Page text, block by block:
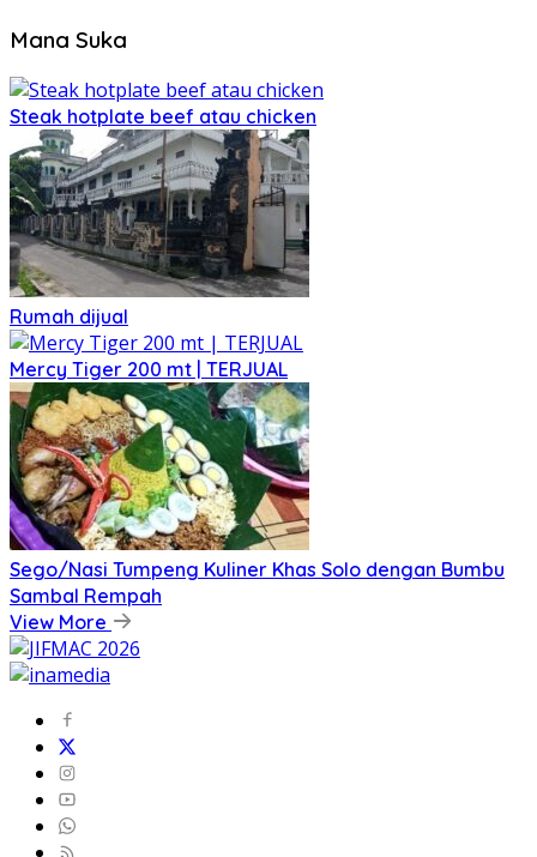
Mana Suka
Steak hotplate beef atau chicken
Rumah dijual
Mercy Tiger 200 mt | TERJUAL
Sego/Nasi Tumpeng Kuliner Khas Solo dengan Bumbu
Sambal Rempah
View More